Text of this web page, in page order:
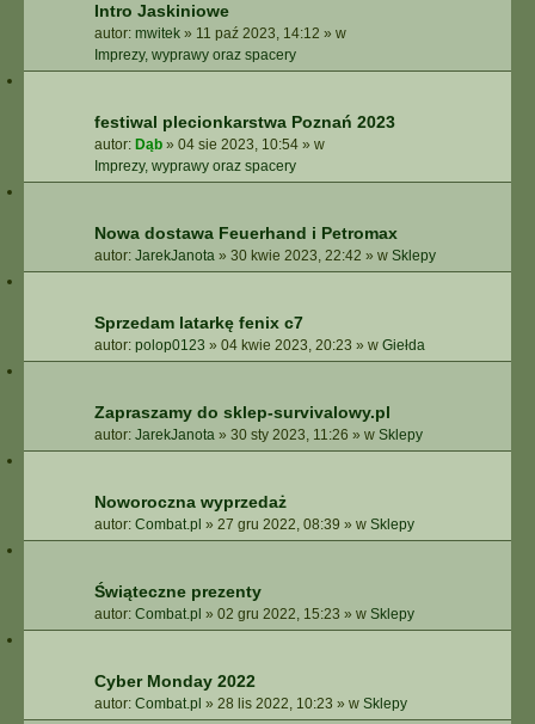
Intro Jaskiniowe
autor: mwitek » 11 paź 2023, 14:12 » w
Imprezy, wyprawy oraz spacery
festiwal plecionkarstwa Poznań 2023
autor: Dąb » 04 sie 2023, 10:54 » w
Imprezy, wyprawy oraz spacery
Nowa dostawa Feuerhand i Petromax
autor: JarekJanota » 30 kwie 2023, 22:42 » w Sklepy
Sprzedam latarkę fenix c7
autor: polop0123 » 04 kwie 2023, 20:23 » w Giełda
Zapraszamy do sklep-survivalowy.pl
autor: JarekJanota » 30 sty 2023, 11:26 » w Sklepy
Noworoczna wyprzedaż
autor: Combat.pl » 27 gru 2022, 08:39 » w Sklepy
Świąteczne prezenty
autor: Combat.pl » 02 gru 2022, 15:23 » w Sklepy
Cyber Monday 2022
autor: Combat.pl » 28 lis 2022, 10:23 » w Sklepy